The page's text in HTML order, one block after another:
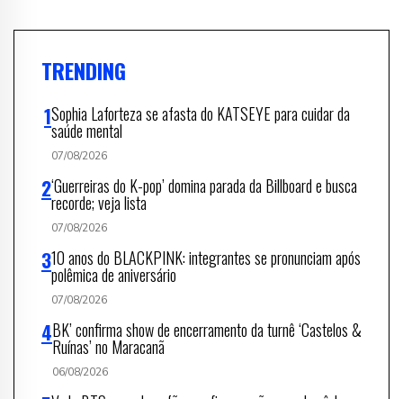
TRENDING
Sophia Laforteza se afasta do KATSEYE para cuidar da
saúde mental
07/08/2026
‘Guerreiras do K-pop’ domina parada da Billboard e busca
recorde; veja lista
07/08/2026
10 anos do BLACKPINK: integrantes se pronunciam após
polêmica de aniversário
07/08/2026
BK’ confirma show de encerramento da turnê ‘Castelos &
Ruínas’ no Maracanã
06/08/2026